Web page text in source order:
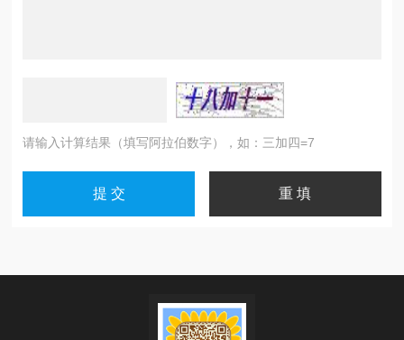
请输入计算结果（填写阿拉伯数字），如：三加四=7